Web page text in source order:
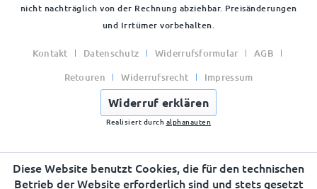
nicht nachträglich von der Rechnung abziehbar. Preisänderungen
und Irrtümer vorbehalten.
Kontakt Datenschutz Widerrufsformular
AGB
Retouren
Widerrufsrecht Impressum
Widerruf erklären
Realisiert durch alphanauten
Diese Website benutzt Cookies, die für den technischen
Betrieb der Website erforderlich sind und stets gesetzt